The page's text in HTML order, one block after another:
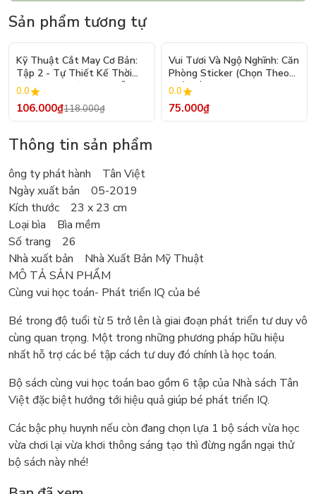
Sản phẩm tương tự
- 10%
Kỹ Thuật Cắt May Cơ Bản:
Tập 2 - Tự Thiết Kế Thời
Trang Nam Nữ - Tạo Mẫu
Rập - Kỹ Thuật Nhảy Size
0.0
106.000₫118.000₫
Vui Tươi Và Ngộ Nghĩnh: Căn
Phòng Sticker (Chọn Theo
Chủ Đề) - Hơn 250 Sticker
0.0
75.000₫
Thông tin sản phẩm
ông ty phát hành Tân Việt
Ngày xuất bản 05-2019
Kích thước 23 x 23 cm
Loại bìa Bìa mềm
Số trang 26
Nhà xuất bản Nhà Xuất Bản Mỹ Thuật
MÔ TẢ SẢN PHẨM
Cùng vui học toán- Phát triển IQ của bé
Bé trong độ tuổi từ 5 trở lên là giai đoạn phát triển tư duy vô
cùng quan trọng. Một trong những phương pháp hữu hiệu
nhất hỗ trợ các bé tập cách tư duy đó chính là học toán.
Bộ sách cùng vui học toán bao gồm 6 tập của Nhà sách Tân
Việt đặc biệt hướng tới hiệu quả giúp bé phát triển IQ.
Các bậc phụ huynh nếu còn đang chọn lựa 1 bộ sách vừa học
vừa chơi lại vừa khơi thông sáng tạo thì đừng ngần ngại thử
bộ sách này nhé!